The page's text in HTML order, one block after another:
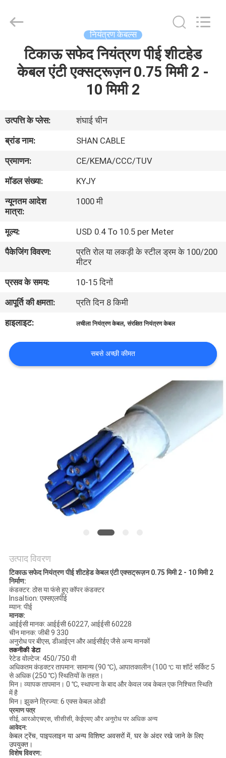
वीडियो
दिखाएँ
हमारे
बारे
में
यात्रा
गुणवत्ता
नियंत्रण
हमसे
अनुरोध
NEWS
साइटमैप
गोपनीयता
नीति
Cable
(Group)
नियंत्रण केबल्स
टिकाऊ सफेद नियंत्रण पीई शीटहेड
केबल एंटी एक्सट्रूज़न 0.75 मिमी 2 -
10 मिमी 2
उत्पत्ति के प्लेस:
शंघाई चीन
ब्रांड नाम:
SHAN CABLE
प्रमाणन:
CE/KEMA/CCC/TUV
मॉडल संख्या:
KYJY
न्यूनतम आदेश
मात्रा:
1000 मी
मूल्य:
USD 0.4 To 10.5 per Meter
पैकेजिंग विवरण:
प्रति रोल या लकड़ी के स्टील ड्रम के 100/200
मीटर
प्रसव के समय:
10-15 दिनों
आपूर्ति की क्षमता:
प्रति दिन 8 किमी
हाइलाइट:
लचीला नियंत्रण केबल,संरक्षित नियंत्रण केबल
सबसे अच्छी कीमत
उत्पाद विवरण
टिकाऊ सफेद नियंत्रण पीई शीटहेड केबल एंटी एक्सट्रूज़न 0.75 मिमी 2 - 10 मिमी 2
निर्माण:
कंडक्टर: ठोस या फंसे हुए कॉपर कंडक्टर
Insaltion: एक्सएलपीई
म्यान: पीई
मानक:
आईईसी मानक: आईईसी 60227, आईईसी 60228
चीन मानक: जीबी 9 330
अनुरोध पर बीएस, डीआईएन और आईसीईए जैसे अन्य मानकों
तकनीकी डेटा
रेटेड वोल्टेज: 450/750 वी
अधिकतम कंडक्टर तापमान: सामान्य (90 ℃), आपातकालीन (100 ℃ या शॉर्ट सर्किट 5
से अधिक (250 ℃) स्थितियों के तहत।
मिन। व्यापक तापमान। 0 ℃, स्थापना के बाद और केवल जब केबल एक निश्चित स्थिति
में है
मिन। झुकने त्रिज्या: 6 एक्स केबल ओडी
प्रमाण पत्र
सीई, आरओएचएस, सीसीसी, केईएमए और अनुरोध पर अधिक अन्य
आवेदन:
केबल ट्रेंच, पाइपलाइन या अन्य विशिष्ट अवसरों में, घर के अंदर रखे जाने के लिए
उपयुक्त।
विशेष विवरण: